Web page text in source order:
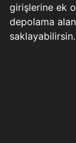
girişlerine ek
depolama
saklayabilirsin.